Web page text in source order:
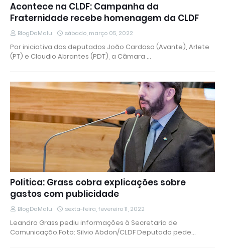
Acontece na CLDF: Campanha da
Fraternidade recebe homenagem da CLDF
BlogDaMalu sábado, março 05, 2022
Por iniciativa dos deputados João Cardoso (Avante), Arlete
(PT) e Claudio Abrantes (PDT), a Câmara …
Politica: Grass cobra explicações sobre
gastos com publicidade
BlogDaMalu sexta-feira, fevereiro 11, 2022
Leandro Grass pediu informações à Secretaria de
Comunicação.Foto: Silvio Abdon/CLDF Deputado pede…